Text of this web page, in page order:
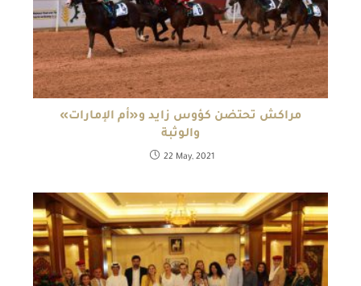
مراكش تحتضن كؤوس زايد و«أم الإمارات»
والوثبة
22 May, 2021